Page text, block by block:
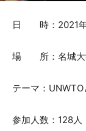
日 時：2021年
場 所：名城大
テーマ：
参加人数：128人